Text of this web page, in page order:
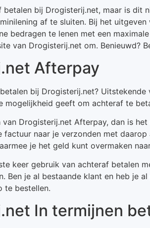
betalen bij Drogisterij.net, maar is dit
af te sluiten. Bij het
bedragen te lenen met een
van Drogisterij.net om. Benieuwd?
Afterpay
bij Drogisterij.net?
mogelijkheid geeft om achteraf te
van Drogisterij.net Afterpay, dan is
factuur naar je verzonden met
je het geld kunt overmaken
keer gebruik van achteraf betalen
Ben je al bestaande klant en heb je
te bestellen.
In termijnen